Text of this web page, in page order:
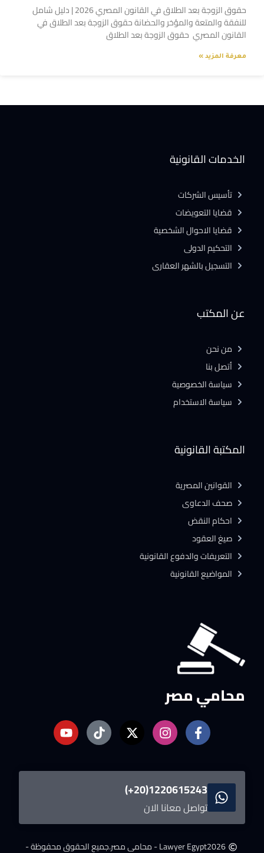
حقوق الزوجة بعد الطلاق في القانون المصري 2026 | دليل شامل
للنفقة والمتعة والمؤخر والحضانة حقوق الزوجة بعد الطلاق في
القانون المصري حقوق الزوجة بعد الطلاق
معرفة المزيد »
محامي مصر
1220615243(20+)
تواصل معانا الان
2026Lawyer Egypt - محامى مصر.
جميع الحقوق محفوظة -
المكتبة القانونية
القوانين المصرية
صحف الدعاوى
احكام النقض
صيغ العقود
التعريفات والدفوع القانونية
المواضيع القانونية
عن المكتب
من نحن
أتصل بنا
سياسة الخصوصية
سياسة الاستخدام
الخدمات القانونية
تأسيس الشركات
قضايا التعويضات
قضايا الاحوال الشخصية
التحكيم الدولى
التسجيل بالشهر العقارى